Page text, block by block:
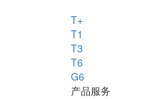
T+
T1
T3
T6
G6
产品服务